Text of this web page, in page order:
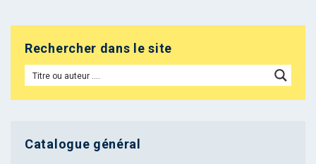
Rechercher dans le site
Catalogue général